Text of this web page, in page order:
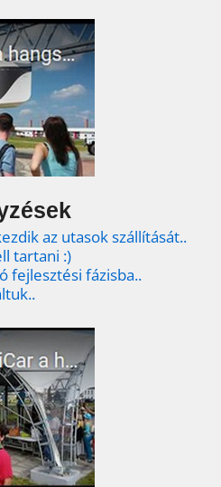
az utasok szállítását..
tartani :)
fejlesztési fázisba..